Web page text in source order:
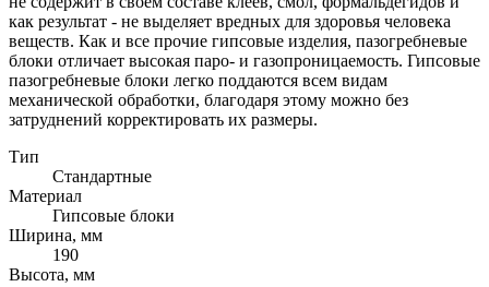
как результат - не выделяет вредных для здоровья человека
веществ. Как и все прочие гипсовые изделия, пазогребневые
блоки отличает высокая паро- и газопроницаемость. Гипсовые
пазогребневые блоки легко поддаются всем видам
механической обработки, благодаря этому можно без
затруднений корректировать их размеры.
Тип
Стандартные
Материал
Гипсовые блоки
Ширина, мм
190
Высота, мм